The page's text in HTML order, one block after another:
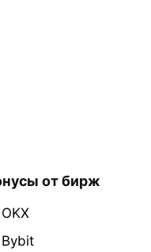
от бирж
Bybit